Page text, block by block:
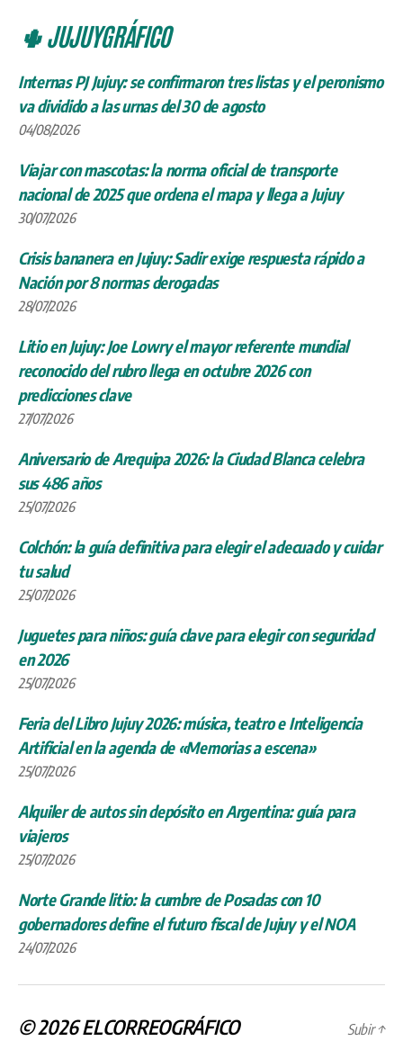
🌵 JUJUYGRÁFICO
Internas PJ Jujuy: se confirmaron tres listas y el peronismo
va dividido a las urnas del 30 de agosto
04/08/2026
Viajar con mascotas: la norma oficial de transporte
nacional de 2025 que ordena el mapa y llega a Jujuy
30/07/2026
Crisis bananera en Jujuy: Sadir exige respuesta rápido a
Nación por 8 normas derogadas
28/07/2026
Litio en Jujuy: Joe Lowry el mayor referente mundial
reconocido del rubro llega en octubre 2026 con
predicciones clave
27/07/2026
Aniversario de Arequipa 2026: la Ciudad Blanca celebra
sus 486 años
25/07/2026
Colchón: la guía definitiva para elegir el adecuado y cuidar
tu salud
25/07/2026
Juguetes para niños: guía clave para elegir con seguridad
en 2026
25/07/2026
Feria del Libro Jujuy 2026: música, teatro e Inteligencia
Artificial en la agenda de «Memorias a escena»
25/07/2026
Alquiler de autos sin depósito en Argentina: guía para
viajeros
25/07/2026
Norte Grande litio: la cumbre de Posadas con 10
gobernadores define el futuro fiscal de Jujuy y el NOA
24/07/2026
© 2026ELCORREOGRÁFICO
Subir↑